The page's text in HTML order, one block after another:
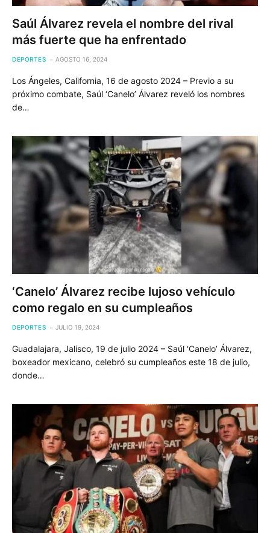
Saúl Álvarez revela el nombre del rival
más fuerte que ha enfrentado
DEPORTES AGOSTO 16, 2024
Los Ángeles, California, 16 de agosto 2024 – Previo a su
próximo combate, Saúl ‘Canelo’ Álvarez reveló los nombres
de…
‘Canelo’ Álvarez recibe lujoso vehículo
como regalo en su cumpleaños
DEPORTES JULIO 19, 2024
Guadalajara, Jalisco, 19 de julio 2024 – Saúl ‘Canelo’ Álvarez,
boxeador mexicano, celebró su cumpleaños este 18 de julio,
donde…